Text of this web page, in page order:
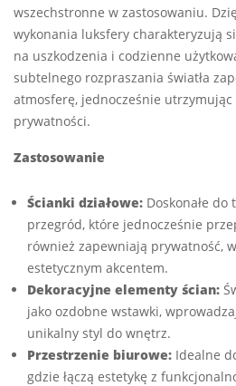
wszechstronne w zastosowaniu.
wykonania luksfery charakteryzują
na uszkodzenia i codzienne
subtelnego rozpraszania światła
atmosferę, jednocześnie
prywatności.
Zastosowanie
Ścianki działowe: Doskonałe
przegród, które jednocześnie
również zapewniają prywatność,
estetycznym akcentem.
Dekoracyjne elementy ścian:
jako ozdobne wstawki,
unikalny styl do wnętrz.
Przestrzenie biurowe: Idealne
gdzie łączą estetykę z